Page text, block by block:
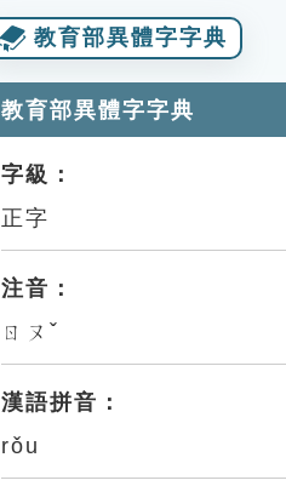
教育部異體字字典
教育部異體字字典
字級：
正字
注音：
ㄖㄡˇ
漢語拼音：
rǒu